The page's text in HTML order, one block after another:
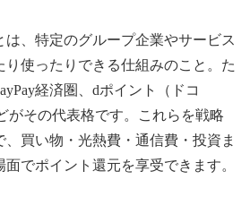
は、特定のグループ企業やサービス
り使ったりできる仕組みのこと。た
経済圏、dポイント（ドコ
がその代表格です。これらを戦略
買い物・光熱費・通信費・投資ま
でポイント還元を享受できます。